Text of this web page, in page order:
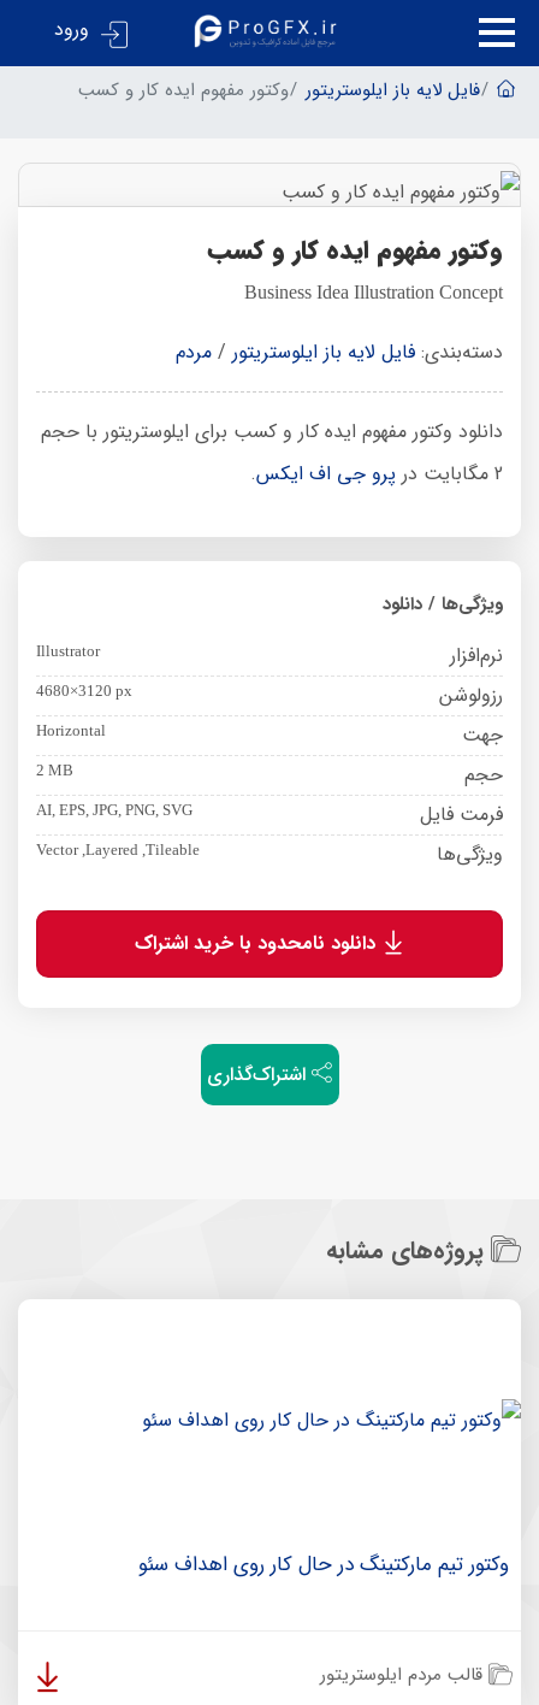
ورود
فایل لایه باز ایلوستریتور وکتور مفهوم ایده کار و کسب
وکتور مفهوم ایده کار و کسب
Business Idea Illustration Concept
دسته‌بندی: فایل لایه باز ایلوستریتور / مردم
دانلود وکتور مفهوم ایده کار و کسب برای ایلوستریتور با حجم
2 مگابایت در
پرو جی اف ایکس.
ویژگی‌ها / دانلود
نرم‌افزار Illustrator
رزولوشن 4680×3120 px
جهت Horizontal
حجم 2 MB
فرمت فایل AI, EPS, JPG, PNG, SVG
ویژگی‌ها Vector ,Layered ,Tileable
دانلود نامحدود با خرید اشتراک
اشتراک‌گذاری
پروژه‌های مشابه
وکتور تیم مارکتینگ در حال کار روی اهداف سئو
قالب مردم ایلوستریتور